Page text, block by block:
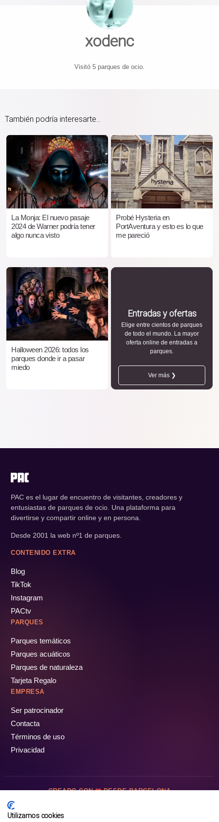
xodenc
Visitó 5 parques de ocio.
También podría interesarte...
La Monja: El nuevo pasaje
2024 de Warner podría tener
algo nunca visto
Probé Hysteria en
PortAventura y esto es lo que
me pareció
Halloween 2026: todos los
parques donde ir a pasar
miedo
Entradas y ofertas
Elige entre cientos de parques
de todo el mundo. La mayor
oferta online de entradas a
parques.
Ver más ❯
PAC es el lugar de encuentro de visitantes, creadores y
entusiastas de parques de ocio. Una plataforma para
divertirse y compartir online y en persona.
Desde 2001 la web nº1 de parques.
CONTENIDO EXTRA
Blog
TikTok
Instagram
PACtv
PARQUES
Parques temáticos
Parques acuáticos
Parques de naturaleza
Tarjeta Regalo
EMPRESA
Ser patrocinador
Contacta
Términos de uso
Privacidad
CREADO CON DESDE BARCELONA
Utilizamos cookies